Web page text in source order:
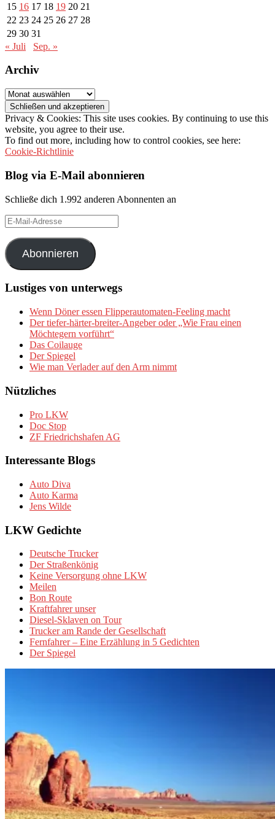
15 16 17 18 19 20 21
22 23 24 25 26 27 28
29 30 31
« Juli
Sep. »
Archiv
Archiv
Privacy & Cookies: This site uses cookies. By continuing to use this
website, you agree to their use.
To find out more, including how to control cookies, see here:
Cookie-Richtlinie
Blog via E-Mail abonnieren
Schließe dich 1.992 anderen Abonnenten an
E-
Mail-
Adresse
Abonnieren
Lustiges von unterwegs
Wenn Döner essen Flipperautomaten-Feeling macht
Der tiefer-härter-breiter-Angeber oder „Wie Frau einen
Möchtegern vorführt“
Das Coilauge
Der Spiegel
Wie man Verlader auf den Arm nimmt
Nützliches
Pro LKW
Doc Stop
ZF Friedrichshafen AG
Interessante Blogs
Auto Diva
Auto Karma
Jens Wilde
LKW Gedichte
Deutsche Trucker
Der Straßenkönig
Keine Versorgung ohne LKW
Meilen
Bon Route
Kraftfahrer unser
Diesel-Sklaven on Tour
Trucker am Rande der Gesellschaft
Fernfahrer – Eine Erzählung in 5 Gedichten
Der Spiegel